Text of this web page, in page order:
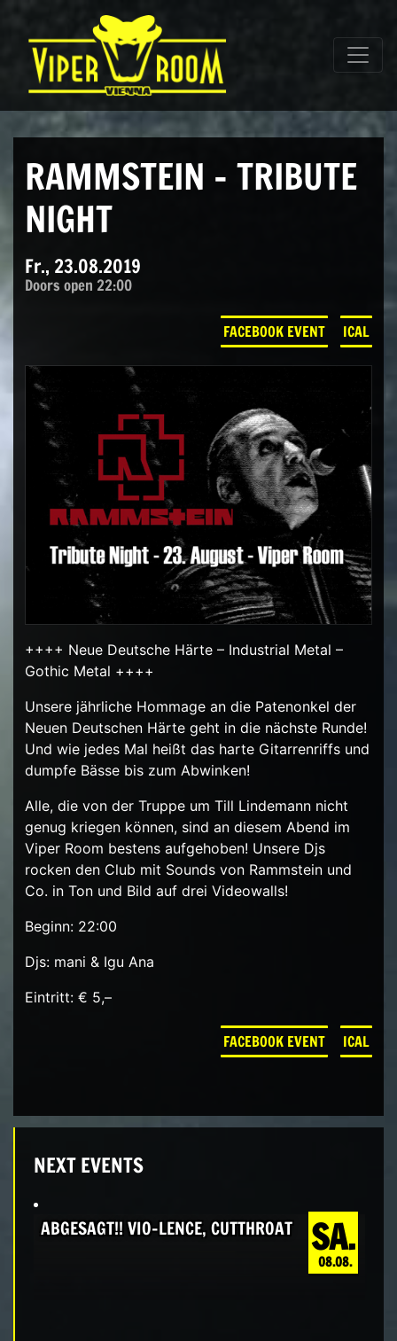
Hauptnavigation
RAMMSTEIN – TRIBUTE
NIGHT
Fr., 23.08.2019
Doors open 22:00
FACEBOOK EVENT ICAL
++++ Neue Deutsche Härte – Industrial Metal –
Gothic Metal ++++
Unsere jährliche Hommage an die Patenonkel der
Neuen Deutschen Härte geht in die nächste Runde!
Und wie jedes Mal heißt das harte Gitarrenriffs und
dumpfe Bässe bis zum Abwinken!
Alle, die von der Truppe um Till Lindemann nicht
genug kriegen können, sind an diesem Abend im
Viper Room bestens aufgehoben! Unsere Djs
rocken den Club mit Sounds von Rammstein und
Co. in Ton und Bild auf drei Videowalls!
Beginn: 22:00
Djs: mani & Igu Ana
Eintritt: € 5,–
FACEBOOK EVENT ICAL
NEXT EVENTS
SA.
08.08.
ABGESAGT!! VIO-LENCE, CUTTHROAT